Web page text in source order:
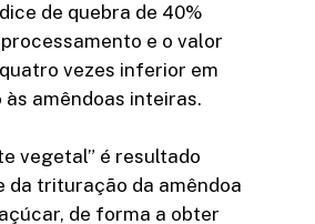
de quebra de 40%
e o valor
vezes inferior em
amêndoas inteiras.
vegetal” é resultado
da trituração da amêndoa
de forma a obter